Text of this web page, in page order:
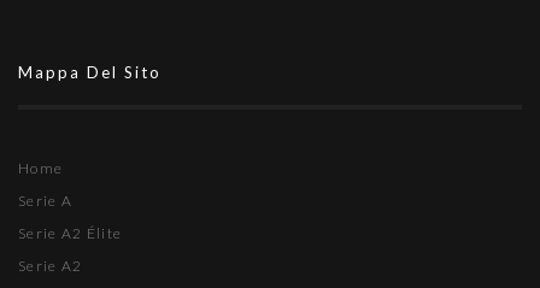
Mappa Del Sito
Home
Serie A
Serie A2 Élite
Serie A2